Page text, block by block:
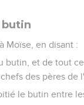
butin
Moïse, en disant :
butin, et de tout
des pères de
le butin entre